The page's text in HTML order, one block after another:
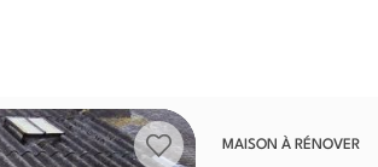
MAISON À RÉNOVER